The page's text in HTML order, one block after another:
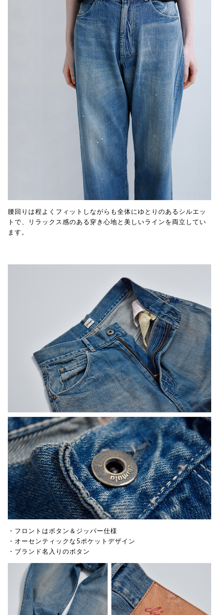
腰回りは程よくフィットしながらも全体にゆとりのあるシルエッ
トで、リラックス感のある穿き心地と美しいラインを両立してい
ます。
・フロントはボタン＆ジッパー仕様
・オーセンティックな5ポケットデザイン
・ブランド名入りのボタン